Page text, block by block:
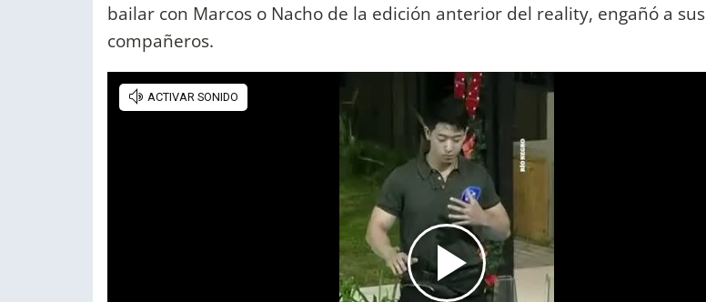
bailar con Marcos o Nacho de la edición anterior del reality, engañó a sus
compañeros.